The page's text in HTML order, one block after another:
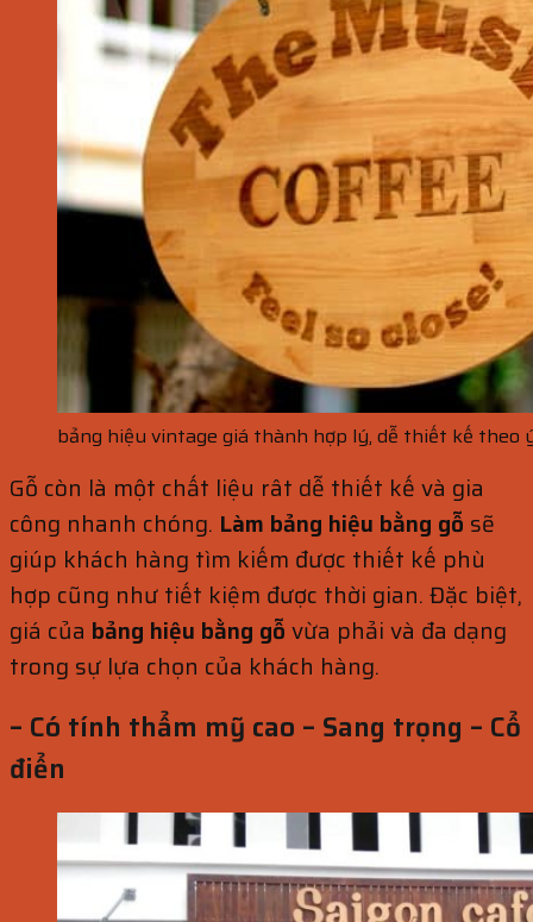
bảng hiệu vintage giá thành hợp lý, dễ thiết kế theo
Gỗ còn là một chất liệu rât dễ thiết kế và gia
công nhanh chóng. Làm bảng hiệu bằng gỗ sẽ
giúp khách hàng tìm kiếm được thiết kế phù
hợp cũng như tiết kiệm được thời gian. Đặc biệt,
giá của bảng hiệu bằng gỗ vừa phải và đa dạng
trong sự lựa chọn của khách hàng.
– Có tính thẩm mỹ cao – Sang trọng – Cổ
điển